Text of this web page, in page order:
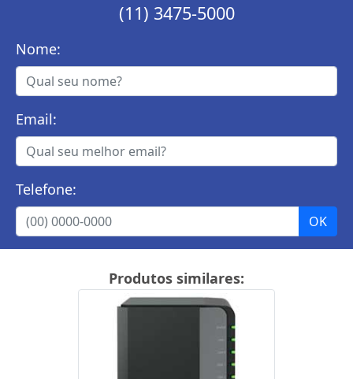
(11) 3475-5000
Nome:
Email:
Telefone:
Produtos similares: